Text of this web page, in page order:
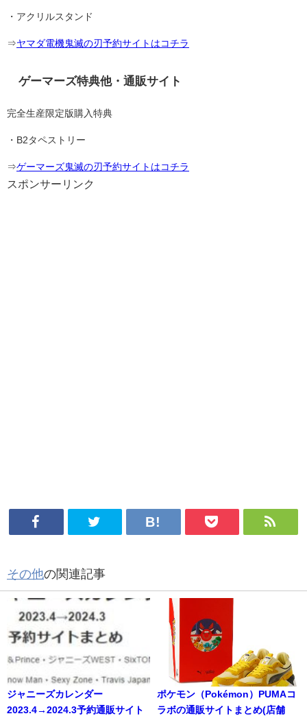
・アクリルスタンド
⇒ヤマダ電機鬼滅の刃予約サイトはコチラ
ゲーマーズ特典他・通販サイト
完全生産限定版購入特典
・B2タペストリー
⇒ゲーマーズ鬼滅の刃予約サイトはコチラ
スポンサーリンク
その他の関連記事
ジャニーズカレンダー
2023.4→2024.3予約通販サイト
ポケモン（Pokémon）PUMAコ
ラボの通販サイトまとめ(店舗